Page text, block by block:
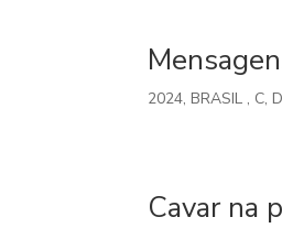
2024,BRASIL , C,
Cavar na